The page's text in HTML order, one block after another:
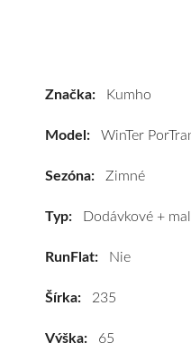
PorTran
Značka: Kumho
Model: WinTer
Sezóna: Zimné
Typ: Dodávkové +
RunFlat: Nie
Šírka: 235
Výška: 65